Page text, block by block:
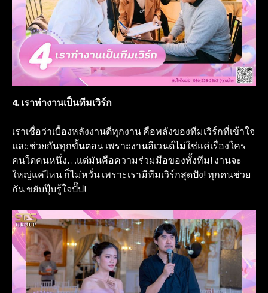
4. เราทำงานเป็นทีมเวิร์ก
เราเชื่อว่าเบื้องหลังงานดีทุกงาน คือพลังของทีมเวิร์กที่เข้าใจ
และช่วยกันทุกขั้นตอน เพราะงานอีเวนต์ไม่ใช่แค่เรื่องใคร
คนใดคนหนึ่ง…แต่มันคือความร่วมมือของทั้งทีม! งานจะ
ใหญ่แค่ไหน ก็ไม่หวั่น เพราะเรามีทีมเวิร์กสุดปัง! ทุกคนช่วย
กัน ขยับปุ๊บรู้ใจปั๊ป!